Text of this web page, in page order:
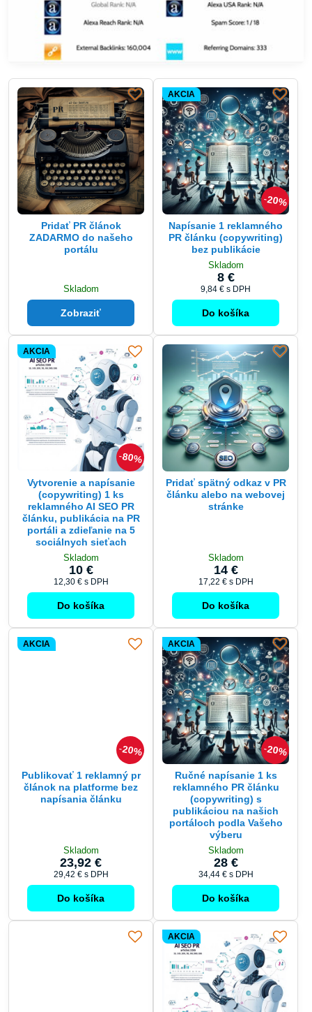
Pridať PR článok
ZADARMO do našeho
portálu
Skladom
Zobraziť
20%
AKCIA
Napísanie 1 reklamného
PR článku (copywriting)
bez publikácie
Skladom
8 €
9,84 € s DPH
Do košíka
80%
AKCIA
Vytvorenie a napísanie
(copywriting) 1 ks
reklamného AI SEO PR
článku, publikácia na PR
portáli a zdieľanie na 5
sociálnych sieťach
Skladom
10 €
12,30 € s DPH
Do košíka
Pridať spätný odkaz v PR
článku alebo na webovej
stránke
Skladom
14 €
17,22 € s DPH
Do košíka
20%
AKCIA
Publikovať 1 reklamný pr
článok na platforme bez
napísania článku
Skladom
23,92 €
29,42 € s DPH
Do košíka
20%
AKCIA
Ručné napísanie 1 ks
reklamného PR článku
(copywriting) s
publikáciou na našich
portáloch podla Vašeho
výberu
Skladom
28 €
34,44 € s DPH
Do košíka
AKCIA